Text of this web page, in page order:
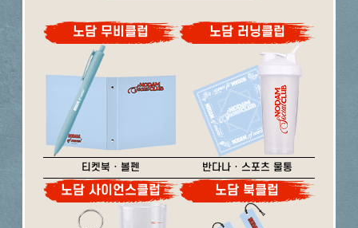
노담 무비클럽
티켓북 · 볼펜
노담 러닝클럽
반다나 · 스포츠 물통
노담 사이언스클럽 노담 북클럽